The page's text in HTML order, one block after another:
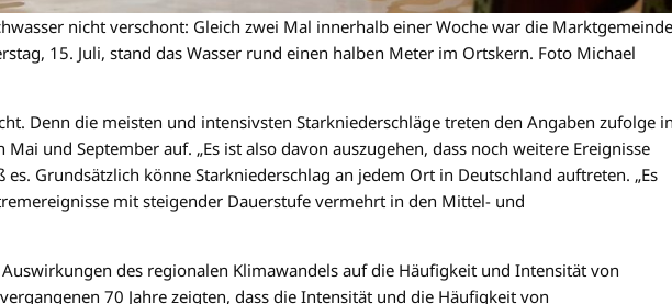
nicht verschont: Gleich zwei Mal innerhalb einer Woche war die Marktgemeinde
15. Juli, stand das Wasser rund einen halben Meter im Ortskern. Foto Michael
Denn die meisten und intensivsten Starkniederschläge treten den Angaben zufolge
und September auf. „Es ist also davon auszugehen, dass noch weitere Ereignisse
Grundsätzlich könne Starkniederschlag an jedem Ort in Deutschland auftreten. „Es
mit steigender Dauerstufe vermehrt in den Mittel- und
des regionalen Klimawandels auf die Häufigkeit und Intensität von
70 Jahre zeigten, dass die Intensität und die Häufigkeit von